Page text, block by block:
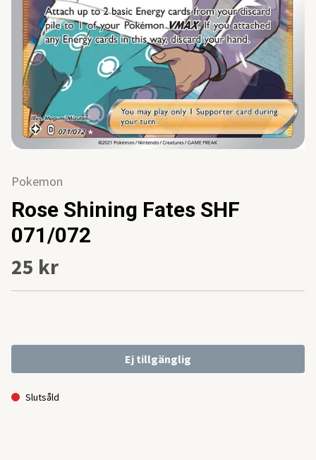
Pokemon
Rose Shining Fates SHF
071/072
25 kr
Ej tillgänglig
Slutsåld